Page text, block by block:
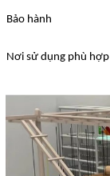
Bảo hành
Nơi sử dụng phù hợp